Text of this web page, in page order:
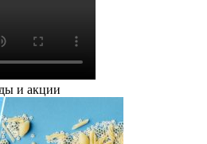
и акции